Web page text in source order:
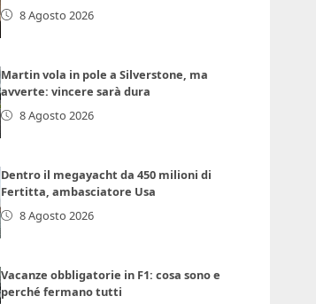
8 Agosto 2026
Martin vola in pole a Silverstone, ma
avverte: vincere sarà dura
8 Agosto 2026
Dentro il megayacht da 450 milioni di
Fertitta, ambasciatore Usa
8 Agosto 2026
Vacanze obbligatorie in F1: cosa sono e
perché fermano tutti